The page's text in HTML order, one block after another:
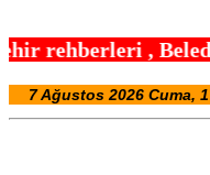
, Belediye